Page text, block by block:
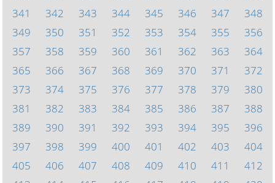
341
342 343 344 345 346 347
348
349
350 351 352 353 354 355
356
357
358 359 360 361 362 363
364
365
366 367 368 369 370 371
372
373
374 375 376 377 378 379
380
381
382 383 384 385 386 387
388
389
390 391 392 393 394 395
396
397
398 399 400 401 402 403
404
405
406 407 408 409 410 411
412